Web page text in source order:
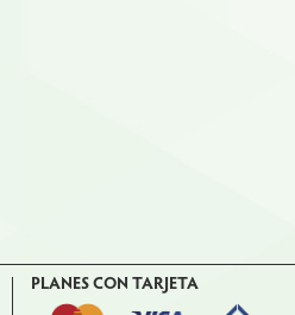
PLANES CON TARJETA